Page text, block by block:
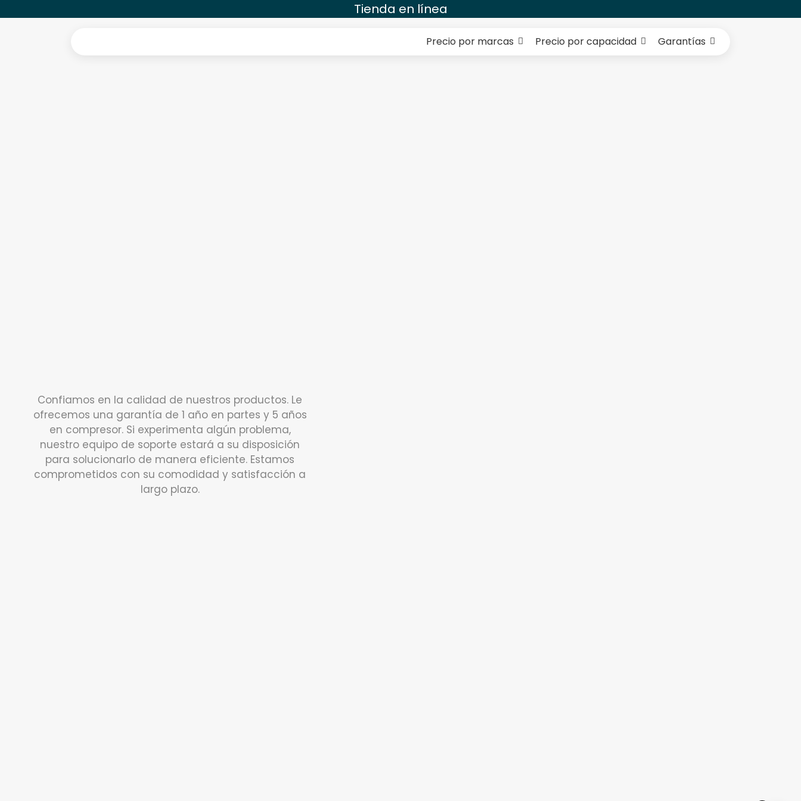
Tienda en línea
Precio por marcas Precio por capacidad Garantías
Confiamos en la calidad de nuestros productos. Le
ofrecemos una garantía de 1 año en partes y 5 años
en compresor. Si experimenta algún problema,
nuestro equipo de soporte estará a su disposición
para solucionarlo de manera eficiente. Estamos
comprometidos con su comodidad y satisfacción a
largo plazo.